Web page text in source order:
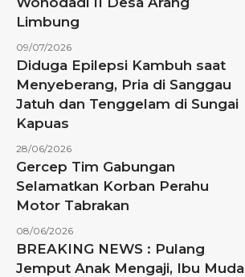
Limbung
09/07/2026
Diduga Epilepsi Kambuh saat
Menyeberang, Pria di Sanggau
Jatuh dan Tenggelam di Sungai
Kapuas
28/06/2026
Gercep Tim Gabungan
Selamatkan Korban Perahu
Motor Tabrakan
08/06/2026
BREAKING NEWS : Pulang
Jemput Anak Mengaji, Ibu Muda